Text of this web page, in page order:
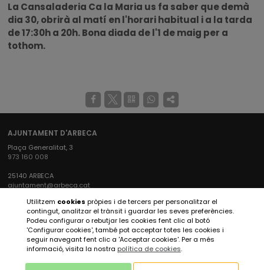
La Cansaladeria Ca la Maria us fa saber que demà
dia 30, obrirà al matí en l'horari habitual i a la tarda
de 17:30h a 20h. Bona diada de l'1 de maig per a
tothom.
AJUNTAMENT D'ARBECA
Plaça Generalitat, 3
973 160 008
25140 ARBECA
ajuntament@arbeca.cat
XARXES SOCIALS AJUNTAMENT
XARXES SOCIALS ARBECA TURISME
Utilitzem cookies pròpies i de tercers per personalitzar el
contingut, analitzar el trànsit i guardar les seves preferències.
Podeu configurar o rebutjar les cookies fent clic al botó
'Configurar cookies', també pot acceptar totes les cookies i
seguir navegant fent clic a 'Acceptar cookies'. Per a més
informació, visita la nostra política de cookies.